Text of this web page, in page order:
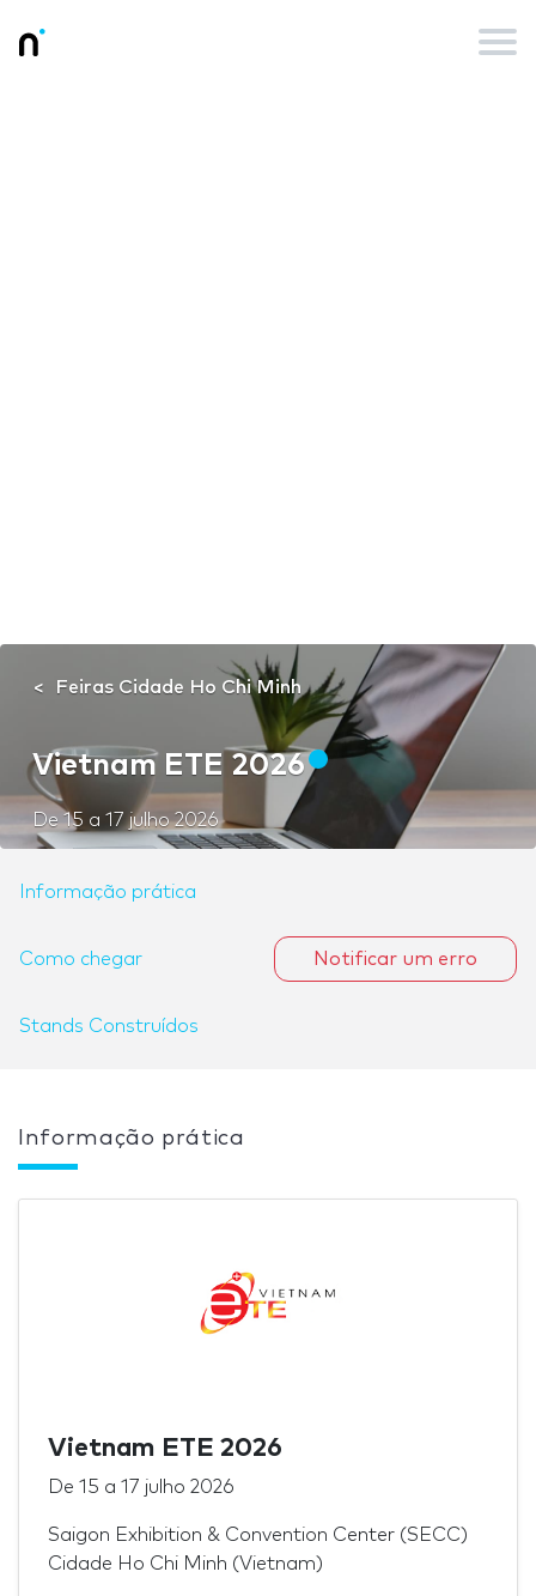
Feiras Cidade Ho Chi Minh
Vietnam ETE 2026
De15 a 17 julho 2026
Informação prática
Como chegar
Stands Construídos
Notificar um erro
Informação prática
Vietnam ETE 2026
De 15 a 17 julho 2026
Saigon Exhibition & Convention Center (SECC)
Cidade Ho Chi Minh (Vietnam)